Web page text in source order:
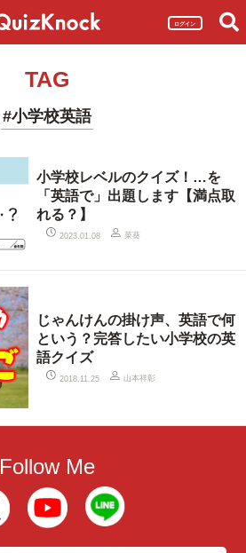
ログイン
TAG
#小学校英語
小学校レベルのクイズ！…を
「英語で」出題します【満点取
れる？】
2023.01.08 菜葵
じゃんけんの掛け声、英語で何
という？完答したい小学校の英
語クイズ
2018.11.25 山本祥彰
Follow Me